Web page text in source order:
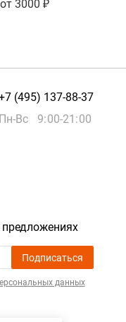
3000 ₽
(495) 137-88-37
Пн-Вс 9:00-21:00
Подписаться
данных